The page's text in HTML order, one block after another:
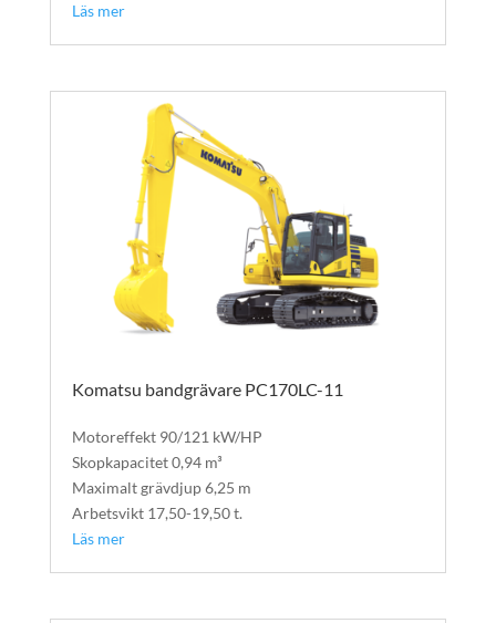
Läs mer
Komatsu bandgrävare PC170LC-11
Motoreffekt 90/121 kW/HP
Skopkapacitet 0,94 m³
Maximalt grävdjup 6,25 m
Arbetsvikt 17,50-19,50 t.
Läs mer